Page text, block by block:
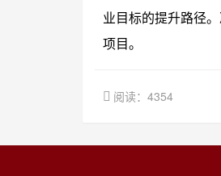
业目标的提升路径
项目。
阅读：4354